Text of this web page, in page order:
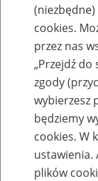
Komunikaty
Zmiany
Biurze
cookies.
przez nas
„Przejdź
zgody
wybierzesz
będziemy
cookies. W
ustawienia.
plików